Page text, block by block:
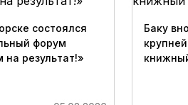
состоялся
форум
на результат!»
Баку